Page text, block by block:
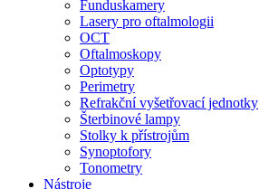
Funduskamery
Lasery pro oftalmologii
OCT
Oftalmoskopy
Optotypy
Perimetry
Refrakční vyšetřovací jednotky
Šterbinové lampy
Stolky k přístrojům
Synoptofory
Tonometry
Nástroje